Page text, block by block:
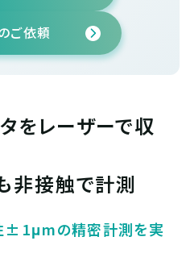
ご依頼
をレーザーで収
非接触で計測
±1μmの精密計測を実